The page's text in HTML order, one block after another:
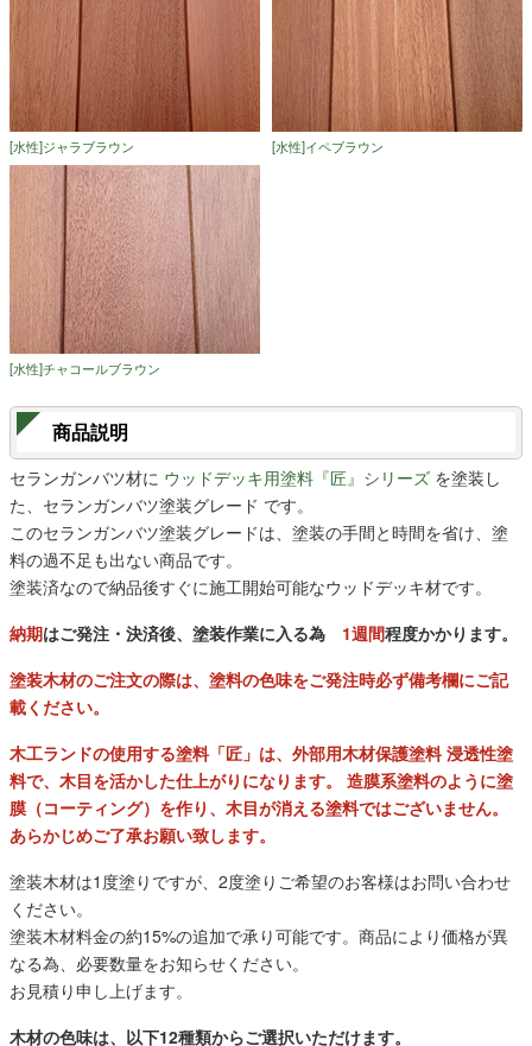
[水性]ジャラブラウン [水性]イペブラウン
[水性]チャコールブラウン
商品説明
セランガンバツ材に ウッドデッキ用塗料『匠』シリーズ を塗装し
た、セランガンバツ塗装グレード です。
このセランガンバツ塗装グレードは、塗装の手間と時間を省け、塗
料の過不足も出ない商品です。
塗装済なので納品後すぐに施工開始可能なウッドデッキ材です。
納期はご発注・決済後、塗装作業に入る為 1週間程度かかります。
塗装木材のご注文の際は、塗料の色味をご発注時必ず備考欄にご記
載ください。
木工ランドの使用する塗料「匠」は、外部用木材保護塗料 浸透性塗
料で、木目を活かした仕上がりになります。 造膜系塗料のように塗
膜（コーティング）を作り、木目が消える塗料ではございません。
あらかじめご了承お願い致します。
塗装木材は1度塗りですが、2度塗りご希望のお客様はお問い合わせ
ください。
塗装木材料金の約15%の追加で承り可能です。商品により価格が異
なる為、必要数量をお知らせください。
お見積り申し上げます。
木材の色味は、以下12種類からご選択いただけます。